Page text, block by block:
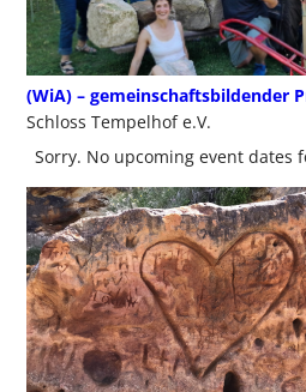
(WiA) – gemeinschaftsbildender
Schloss Tempelhof e.V.
Sorry. No upcoming event dates